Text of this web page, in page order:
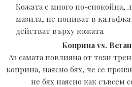
Кожата е много по-спокойна,
мазила, не попиват в
действат върху кожата.
Коприна vs.
Аз самата повлияна от този
коприна, наясно бях, че се
не бях наясно как съвсем